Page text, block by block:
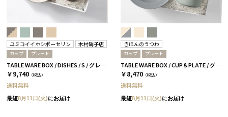
ユミコイイホシポーセリン 木村硝子店
カップ プレート
TABLE WARE BOX / DISHES / S / グレー［イイホシユミコ×木村硝子店］
￥9,740 （税込）
送料無料
最短8月11日(火)にお届け
きほんのうつわ
カップ プレート
TABLE WARE BOX / CUP＆PLATE / グレー［きほんのうつわ］
￥8,470 （税込）
送料無料
最短8月11日(火)にお届け